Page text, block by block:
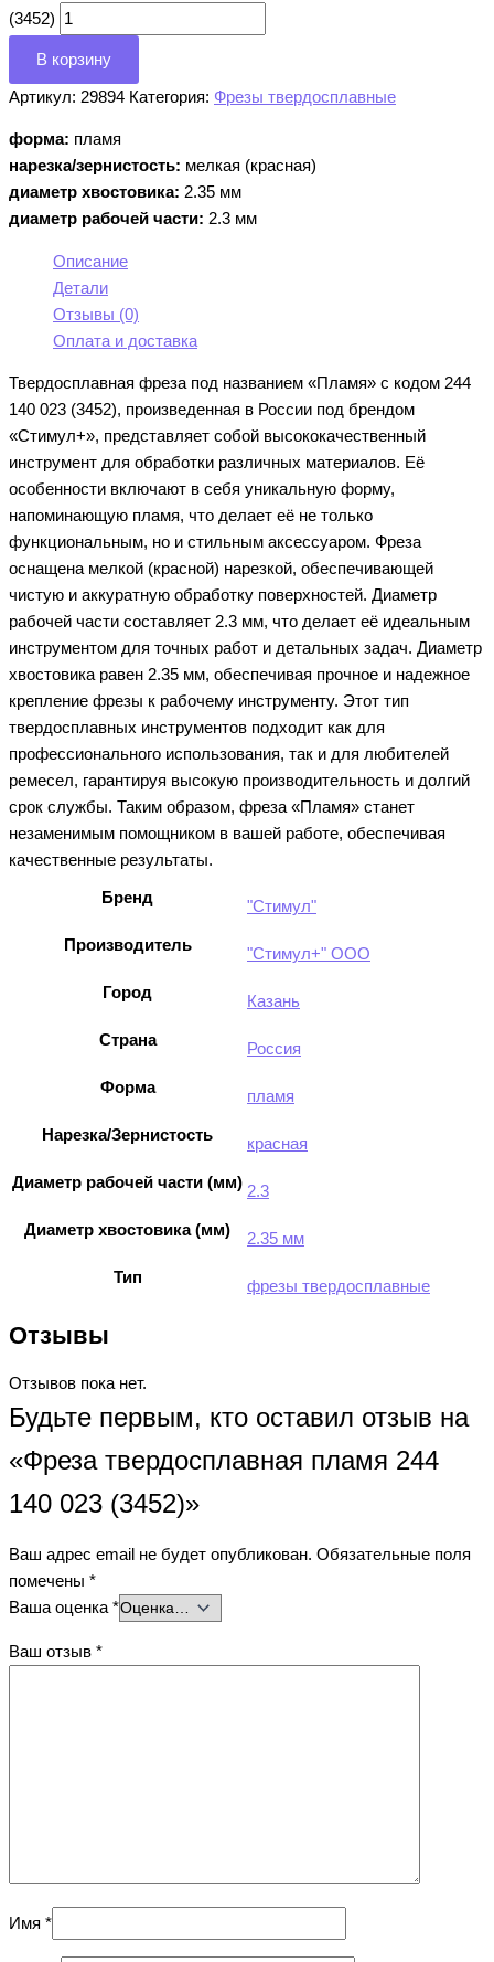
(3452)
В корзину
Артикул: 29894 Категория: Фрезы твердосплавные
форма: пламя
нарезка/зернистость: мелкая (красная)
диаметр хвостовика: 2.35 мм
диаметр рабочей части: 2.3 мм
Описание
Детали
Отзывы (0)
Оплата и доставка
Твердосплавная фреза под названием «Пламя» с кодом 244
140 023 (3452), произведенная в России под брендом
«Стимул+», представляет собой высококачественный
инструмент для обработки различных материалов. Её
особенности включают в себя уникальную форму,
напоминающую пламя, что делает её не только
функциональным, но и стильным аксессуаром. Фреза
оснащена мелкой (красной) нарезкой, обеспечивающей
чистую и аккуратную обработку поверхностей. Диаметр
рабочей части составляет 2.3 мм, что делает её идеальным
инструментом для точных работ и детальных задач. Диаметр
хвостовика равен 2.35 мм, обеспечивая прочное и надежное
крепление фрезы к рабочему инструменту. Этот тип
твердосплавных инструментов подходит как для
профессионального использования, так и для любителей
ремесел, гарантируя высокую производительность и долгий
срок службы. Таким образом, фреза «Пламя» станет
незаменимым помощником в вашей работе, обеспечивая
качественные результаты.
Бренд "Стимул"
Производитель "Стимул+" ООО
Город Казань
Страна Россия
Форма пламя
Нарезка/Зернистость красная
Диаметр рабочей части (мм) 2.3
Диаметр хвостовика (мм) 2.35 мм
Тип фрезы твердосплавные
Отзывы
Отзывов пока нет.
Будьте первым, кто оставил отзыв на
«Фреза твердосплавная пламя 244
140 023 (3452)»
Ваш адрес email не будет опубликован. Обязательные поля
помечены *
Ваша оценка *
Ваш отзыв *
Имя *